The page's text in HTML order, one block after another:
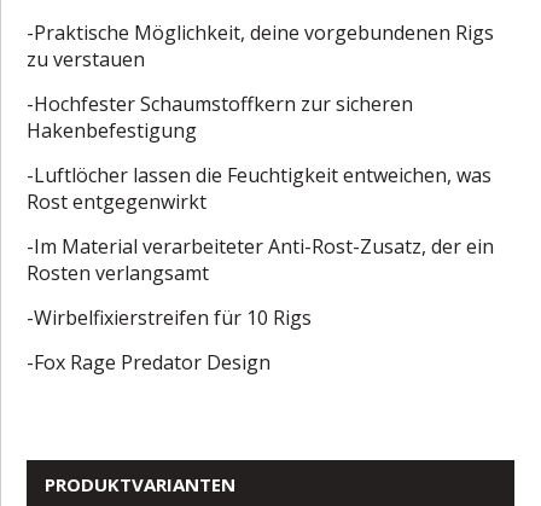
-Praktische Möglichkeit, deine vorgebundenen Rigs
zu verstauen
-Hochfester Schaumstoffkern zur sicheren
Hakenbefestigung
-Luftlöcher lassen die Feuchtigkeit entweichen, was
Rost entgegenwirkt
-Im Material verarbeiteter Anti-Rost-Zusatz, der ein
Rosten verlangsamt
-Wirbelfixierstreifen für 10 Rigs
-Fox Rage Predator Design
PRODUKTVARIANTEN